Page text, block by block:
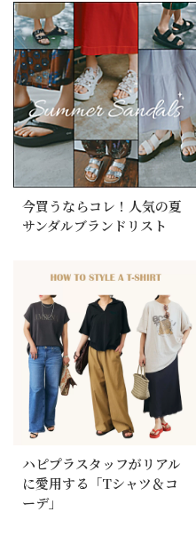
今買うならコレ！人気の夏
サンダルブランドリスト
ハピプラスタッフがリアル
に愛用する「Tシャツ＆コ
ーデ」